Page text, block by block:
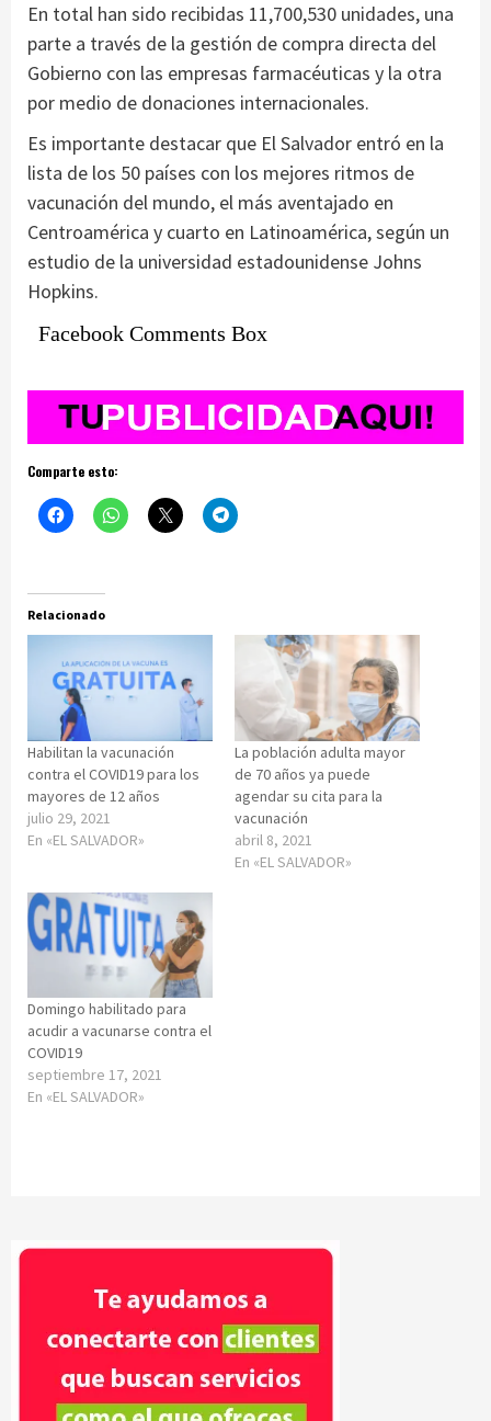
En total han sido recibidas 11,700,530 unidades, una
parte a través de la gestión de compra directa del
Gobierno con las empresas farmacéuticas y la otra
por medio de donaciones internacionales.
Es importante destacar que El Salvador entró en la
lista de los 50 países con los mejores ritmos de
vacunación del mundo, el más aventajado en
Centroamérica y cuarto en Latinoamérica, según un
estudio de la universidad estadounidense Johns
Hopkins.
Facebook Comments Box
Comparte esto:
Relacionado
Habilitan la vacunación
contra el COVID19 para los
mayores de 12 años
julio 29, 2021
En «EL SALVADOR»
La población adulta mayor
de 70 años ya puede
agendar su cita para la
vacunación
abril 8, 2021
En «EL SALVADOR»
Domingo habilitado para
acudir a vacunarse contra el
COVID19
septiembre 17, 2021
En «EL SALVADOR»